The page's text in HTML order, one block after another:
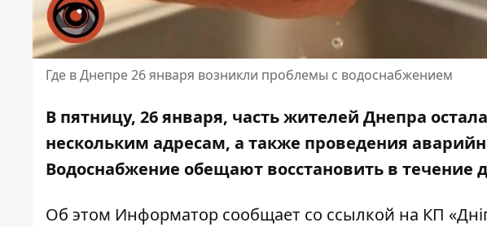
Где в Днепре 26 января возникли проблемы с водоснабжением
В пятницу, 26 января, часть жителей Днепра
нескольким адресам, а также проведения
Водоснабжение обещают восстановить в течение
Об этом Информатор сообщает со ссылкой на КП «